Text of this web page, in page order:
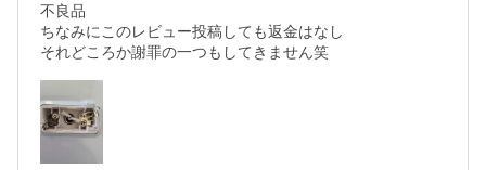
不良品
ちなみにこのレビュー投稿しても返金はなし
それどころか謝罪の一つもしてきません笑